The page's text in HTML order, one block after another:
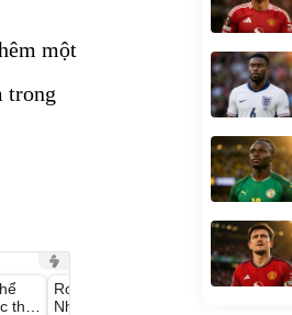
một
trong
thì
Robot Hút Bụi Lau
Nhà - D2-001 -
Unmute
Vali Bamozo